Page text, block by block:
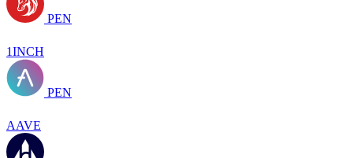
PEN
1INCH
PEN
AAVE